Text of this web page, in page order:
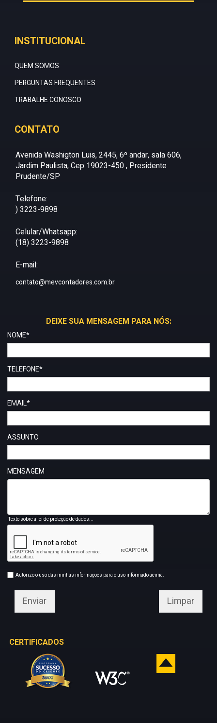
INSTITUCIONAL
QUEM SOMOS
PERGUNTAS FREQUENTES
TRABALHE CONOSCO
CONTATO
Avenida Washigton Luis, 2445, 6º andar, sala 606,
Jardim Paulista, Cep 19023-450 , Presidente
Prudente/SP
Telefone:
) 3223-9898
Celular/Whatsapp:
(18) 3223-9898
E-mail:
contato@mevcontadores.com.br
DEIXE SUA MENSAGEM PARA NÓS:
NOME*
TELEFONE*
EMAIL*
ASSUNTO
MENSAGEM
Texto sobre a lei de proteção de dados...
Autorizo o uso das minhas informações para o uso informado acima.
CERTIFICADOS